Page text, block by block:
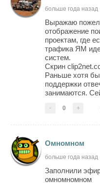
больше года назад
Выражаю
отображение
проектам, где
трафика ЯМ
систем.
Скрин
Раньше хотя
поддержки
занимаются.
- 0 +
Омномном
больше года назад
Заполнили
омномномном